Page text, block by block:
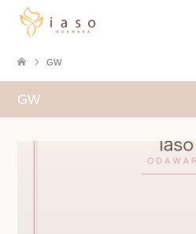
GW
GW